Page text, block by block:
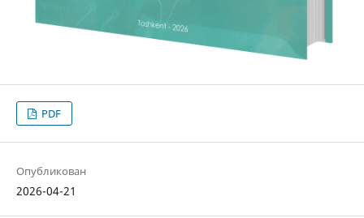
PDF
Опубликован
2026-04-21